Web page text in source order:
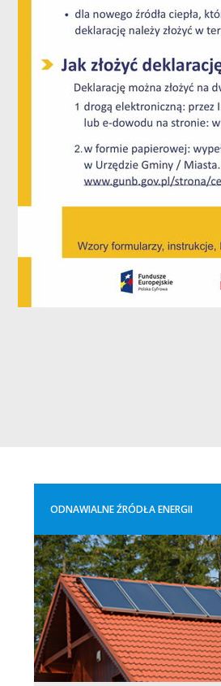
ODNAWIALNE ŹRÓDŁA ENERGII